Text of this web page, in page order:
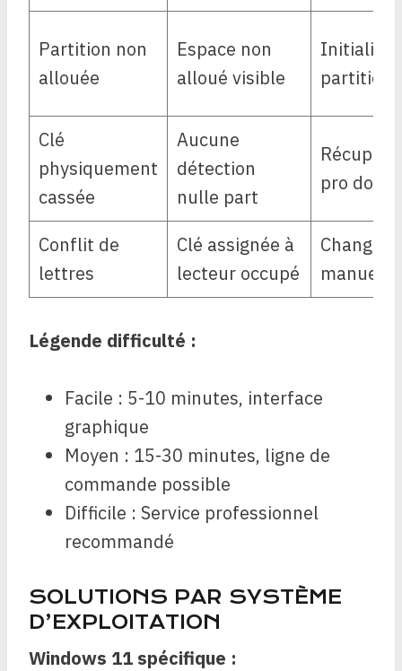
Partition non
allouée
Espace non
alloué visible
Initialiser
partition
Clé
physiquement
cassée
Aucune
détection
nulle part
pro
Conflit de
lettres
Clé assignée à
lecteur occupé
Changer
Légende difficulté :
Facile : 5-10 minutes, interface
graphique
Moyen : 15-30 minutes, ligne de
commande possible
Difficile : Service professionnel
recommandé
SOLUTIONS PAR SYSTÈME
D’EXPLOITATION
Windows 11 spécifique :